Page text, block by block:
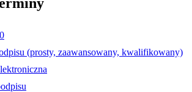
(prosty, zaawansowany, kwalifikowany)